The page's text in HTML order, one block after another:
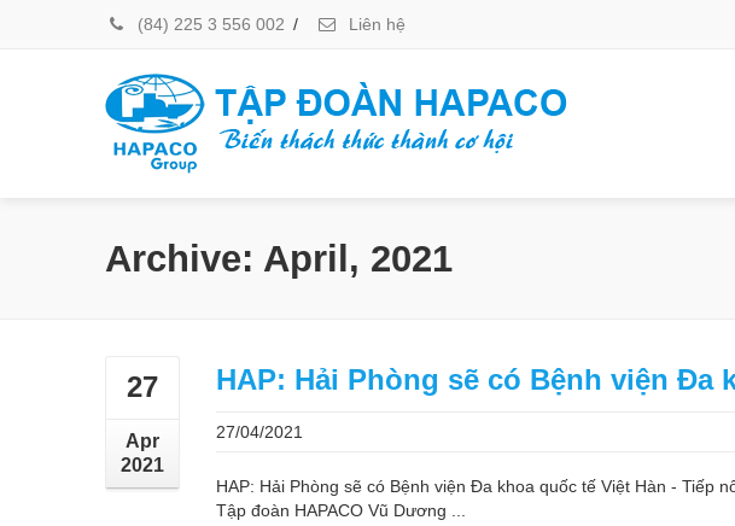
(84) 225 3 556 002 / Liên hệ
Archive: April, 2021
27
Apr
2021
HAP: Hải Phòng sẽ có Bệnh viện Đa
27/04/2021
HAP: Hải Phòng sẽ có Bệnh viện Đa khoa quốc tế Việt Hàn - Tiếp
Tập đoàn HAPACO Vũ Dương ...